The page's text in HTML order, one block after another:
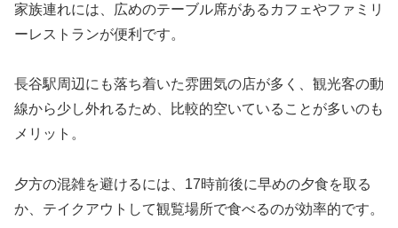
家族連れには、広めのテーブル席があるカフェやファミリ
ーレストランが便利です。
長谷駅周辺にも落ち着いた雰囲気の店が多く、観光客の動
線から少し外れるため、比較的空いていることが多いのも
メリット。
夕方の混雑を避けるには、17時前後に早めの夕食を取る
か、テイクアウトして観覧場所で食べるのが効率的です。